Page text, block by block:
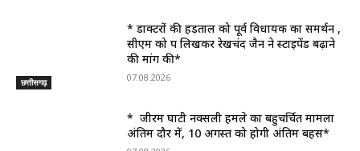
छत्तीसगढ़
* डाक्टरों की हड़ताल को पूर्व विधायक का समर्थन ,
सीएम को पत्र लिखकर रेखचंद जैन ने स्टाइपेंड बढ़ाने
की मांग की*
07.08.2026
* जीरम घाटी नक्सली हमले का बहुचर्चित मामला
अंतिम दौर में, 10 अगस्त को होगी अंतिम बहस*